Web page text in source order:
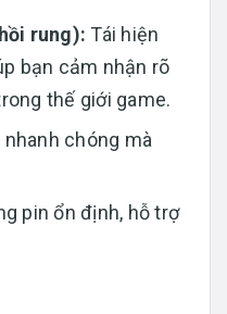
rung): Tái hiện
bạn cảm nhận rõ
thế giới game.
nhanh chóng mà
pin ổn định, hỗ trợ